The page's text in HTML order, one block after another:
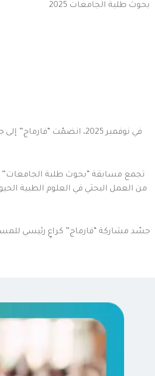
بحوث طلبة الجامعات 2025
تجمع مسابقة “بحوث طلبة الجامعات”
من العمل البحثي في العلوم الطبية
جسّد مشاركة “فارماج” كراعٍ رئيسي